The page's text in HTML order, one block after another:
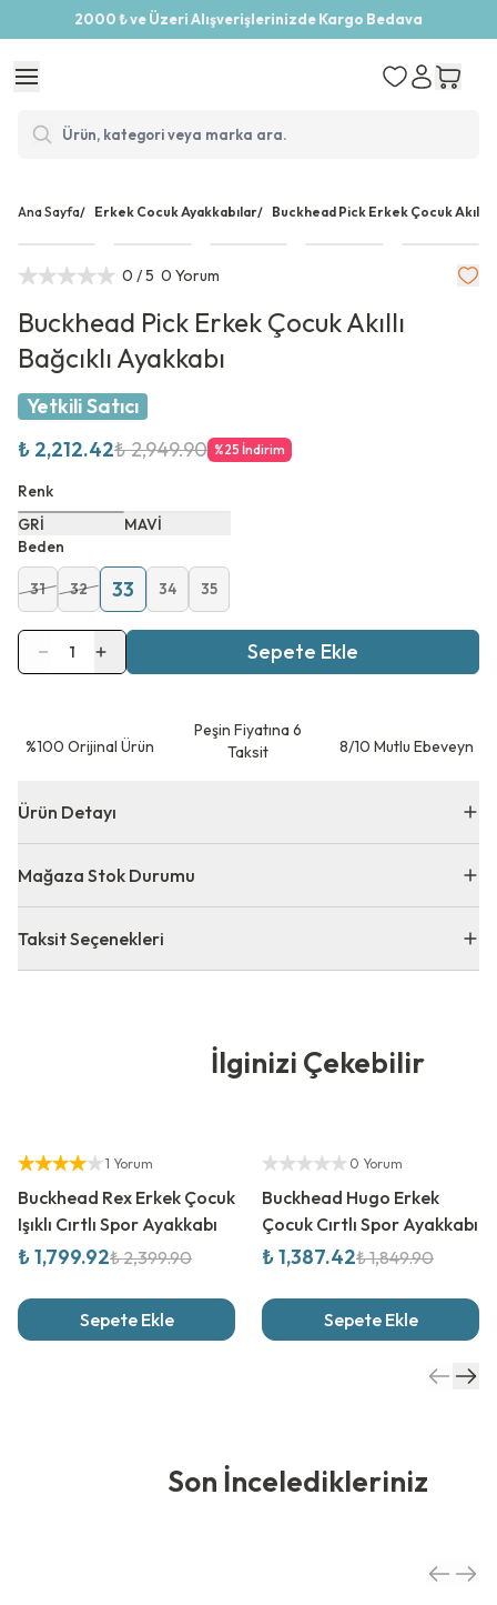
2000 ₺ ve Üzeri Alışverişlerinizde Kargo Bedava
Ana Sayfa/ Erkek Cocuk Ayakkabılar/ Buckhead Pick Erkek Çocuk Akıllı
0 / 5 0 Yorum
Buckhead Pick Erkek Çocuk Akıllı
Bağcıklı Ayakkabı
Yetkili Satıcı
₺ 2,212.42₺ 2,949.90 %25 İndirim
Renk
GRİ
MAVİ
Beden
31 32 33 34 35
1 Sepete Ekle
⁠%100 Orijinal Ürün
Peşin Fiyatına 6
Taksit
8/10 Mutlu Ebeveyn
Ürün Detayı
Mağaza Stok Durumu
Taksit Seçenekleri
İlginizi Çekebilir
Yetkili Satıcı
1 Yorum
Buckhead Rex Erkek Çocuk
Işıklı Cırtlı Spor Ayakkabı
₺ 1,799.92₺ 2,399.90
Sepete Ekle
Yetkili Satıcı
0 Yorum
Buckhead Hugo Erkek
Çocuk Cırtlı Spor Ayakkabı
₺ 1,387.42₺ 1,849.90
Sepete Ekle
Son İnceledikleriniz